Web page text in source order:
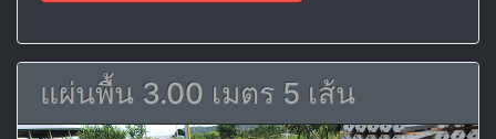
แผ่นพื้น 3.00 เมตร 5 เส้น